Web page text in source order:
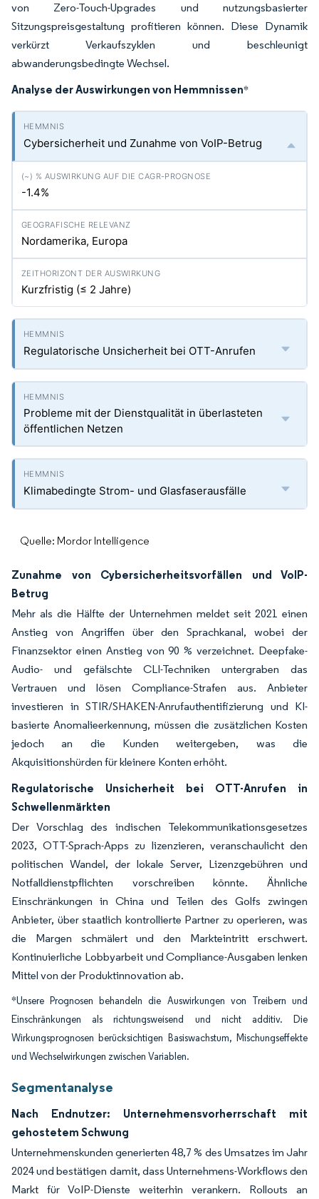
von Zero-Touch-Upgrades und nutzungsbasierter
Sitzungspreisgestaltung profitieren können. Diese Dynamik
verkürzt Verkaufszyklen und beschleunigt
abwanderungsbedingte Wechsel.
Analyse der Auswirkungen von Hemmnissen*
Cybersicherheit und Zunahme von VoIP-Betrug
-1.4%
Nordamerika, Europa
Kurzfristig (≤ 2 Jahre)
Regulatorische Unsicherheit bei OTT-Anrufen
Probleme mit der Dienstqualität in überlasteten
öffentlichen Netzen
Klimabedingte Strom- und Glasfaserausfälle
Quelle: Mordor Intelligence
Zunahme von Cybersicherheitsvorfällen und VoIP-
Betrug
Mehr als die Hälfte der Unternehmen meldet seit 2021 einen
Anstieg von Angriffen über den Sprachkanal, wobei der
Finanzsektor einen Anstieg von 90 % verzeichnet. Deepfake-
Audio- und gefälschte CLI-Techniken untergraben das
Vertrauen und lösen Compliance-Strafen aus. Anbieter
investieren in STIR/SHAKEN-Anrufauthentifizierung und KI-
basierte Anomalieerkennung, müssen die zusätzlichen Kosten
jedoch an die Kunden weitergeben, was die
Akquisitionshürden für kleinere Konten erhöht.
Regulatorische Unsicherheit bei OTT-Anrufen in
Schwellenmärkten
Der Vorschlag des indischen Telekommunikationsgesetzes
2023, OTT-Sprach-Apps zu lizenzieren, veranschaulicht den
politischen Wandel, der lokale Server, Lizenzgebühren und
Notfalldienstpflichten vorschreiben könnte. Ähnliche
Einschränkungen in China und Teilen des Golfs zwingen
Anbieter, über staatlich kontrollierte Partner zu operieren, was
die Margen schmälert und den Markteintritt erschwert.
Kontinuierliche Lobbyarbeit und Compliance-Ausgaben lenken
Mittel von der Produktinnovation ab.
*Unsere Prognosen behandeln die Auswirkungen von Treibern und
Einschränkungen als richtungsweisend und nicht additiv. Die
Wirkungsprognosen berücksichtigen Basiswachstum, Mischungseffekte
und Wechselwirkungen zwischen Variablen.
Segmentanalyse
Nach Endnutzer: Unternehmensvorherrschaft mit
gehostetem Schwung
Unternehmenskunden generierten 48,7 % des Umsatzes im Jahr
2024 und bestätigen damit, dass Unternehmens-Workflows den
Markt für VoIP-Dienste weiterhin verankern. Rollouts an